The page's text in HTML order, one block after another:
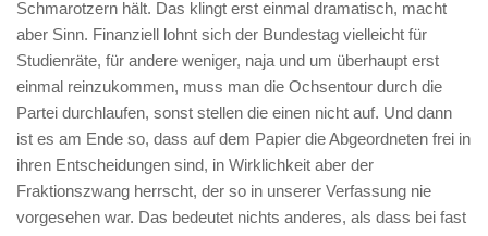
Schmarotzern hält. Das klingt erst einmal dramatisch, macht
aber Sinn. Finanziell lohnt sich der Bundestag vielleicht für
Studienräte, für andere weniger, naja und um überhaupt erst
einmal reinzukommen, muss man die Ochsentour durch die
Partei durchlaufen, sonst stellen die einen nicht auf. Und dann
ist es am Ende so, dass auf dem Papier die Abgeordneten frei in
ihren Entscheidungen sind, in Wirklichkeit aber der
Fraktionszwang herrscht, der so in unserer Verfassung nie
vorgesehen war. Das bedeutet nichts anderes, als dass bei fast